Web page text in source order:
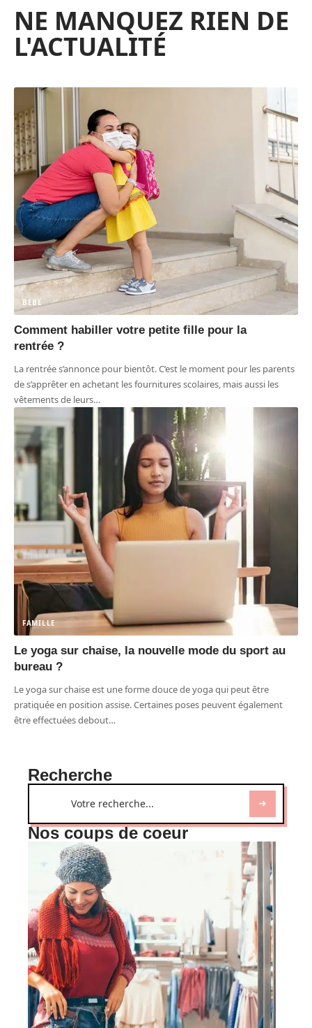
NE MANQUEZ RIEN DE
L'ACTUALITÉ
BÉBÉ
Comment habiller votre petite fille pour la
rentrée ?
La rentrée s’annonce pour bientôt. C’est le moment pour les parents
de s’apprêter en achetant les fournitures scolaires, mais aussi les
vêtements de leurs…
FAMILLE
Le yoga sur chaise, la nouvelle mode du sport au
bureau ?
Le yoga sur chaise est une forme douce de yoga qui peut être
pratiquée en position assise. Certaines poses peuvent également
être effectuées debout…
Recherche
Nos coups de coeur